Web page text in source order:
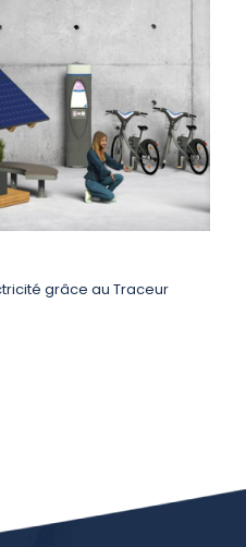
grâce au Traceur